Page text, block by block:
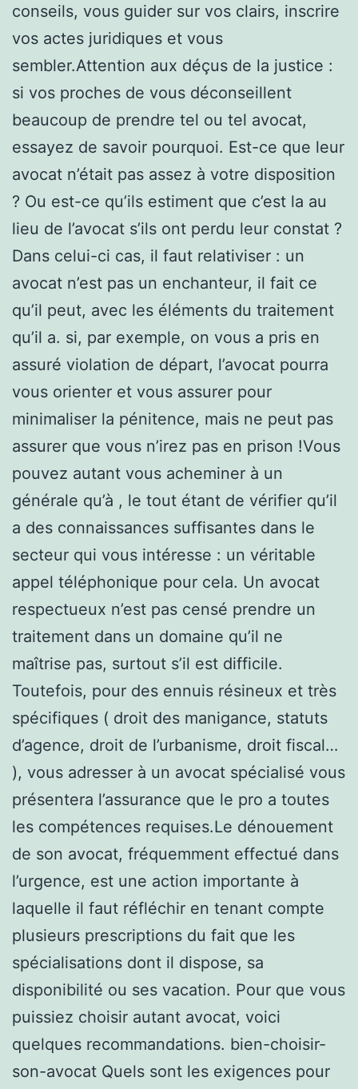
conseils, vous guider sur vos clairs, inscrire
vos actes juridiques et vous
sembler.Attention aux déçus de la justice :
si vos proches de vous déconseillent
beaucoup de prendre tel ou tel avocat,
essayez de savoir pourquoi. Est-ce que leur
avocat n’était pas assez à votre disposition
? Ou est-ce qu’ils estiment que c’est la au
lieu de l’avocat s’ils ont perdu leur constat ?
Dans celui-ci cas, il faut relativiser : un
avocat n’est pas un enchanteur, il fait ce
qu’il peut, avec les éléments du traitement
qu’il a. si, par exemple, on vous a pris en
assuré violation de départ, l’avocat pourra
vous orienter et vous assurer pour
minimaliser la pénitence, mais ne peut pas
assurer que vous n’irez pas en prison !Vous
pouvez autant vous acheminer à un
générale qu’à , le tout étant de vérifier qu’il
a des connaissances suffisantes dans le
secteur qui vous intéresse : un véritable
appel téléphonique pour cela. Un avocat
respectueux n’est pas censé prendre un
traitement dans un domaine qu’il ne
maîtrise pas, surtout s’il est difficile.
Toutefois, pour des ennuis résineux et très
spécifiques ( droit des manigance, statuts
d’agence, droit de l’urbanisme, droit fiscal…
), vous adresser à un avocat spécialisé vous
présentera l’assurance que le pro a toutes
les compétences requises.Le dénouement
de son avocat, fréquemment effectué dans
l’urgence, est une action importante à
laquelle il faut réfléchir en tenant compte
plusieurs prescriptions du fait que les
spécialisations dont il dispose, sa
disponibilité ou ses vacation. Pour que vous
puissiez choisir autant avocat, voici
quelques recommandations. bien-choisir-
son-avocat Quels sont les exigences pour